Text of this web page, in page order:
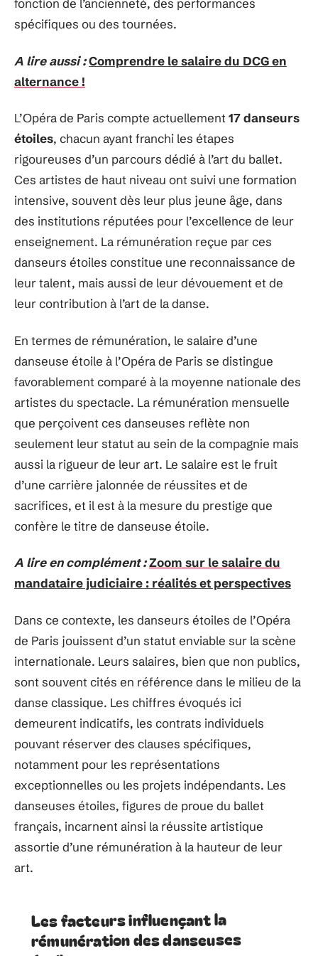
fonction de l’ancienneté, des performances
spécifiques ou des tournées.
A lire aussi :Comprendre le salaire du DCG en
alternance !
L’Opéra de Paris compte actuellement 17 danseurs
étoiles, chacun ayant franchi les étapes
rigoureuses d’un parcours dédié à l’art du ballet.
Ces artistes de haut niveau ont suivi une formation
intensive, souvent dès leur plus jeune âge, dans
des institutions réputées pour l’excellence de leur
enseignement. La rémunération reçue par ces
danseurs étoiles constitue une reconnaissance de
leur talent, mais aussi de leur dévouement et de
leur contribution à l’art de la danse.
En termes de rémunération, le salaire d’une
danseuse étoile à l’Opéra de Paris se distingue
favorablement comparé à la moyenne nationale des
artistes du spectacle. La rémunération mensuelle
que perçoivent ces danseuses reflète non
seulement leur statut au sein de la compagnie mais
aussi la rigueur de leur art. Le salaire est le fruit
d’une carrière jalonnée de réussites et de
sacrifices, et il est à la mesure du prestige que
confère le titre de danseuse étoile.
A lire en complément :Zoom sur le salaire du
mandataire judiciaire : réalités et perspectives
Dans ce contexte, les danseurs étoiles de l’Opéra
de Paris jouissent d’un statut enviable sur la scène
internationale. Leurs salaires, bien que non publics,
sont souvent cités en référence dans le milieu de la
danse classique. Les chiffres évoqués ici
demeurent indicatifs, les contrats individuels
pouvant réserver des clauses spécifiques,
notamment pour les représentations
exceptionnelles ou les projets indépendants. Les
danseuses étoiles, figures de proue du ballet
français, incarnent ainsi la réussite artistique
assortie d’une rémunération à la hauteur de leur
art.
Les facteurs influençant la
rémunération des danseuses